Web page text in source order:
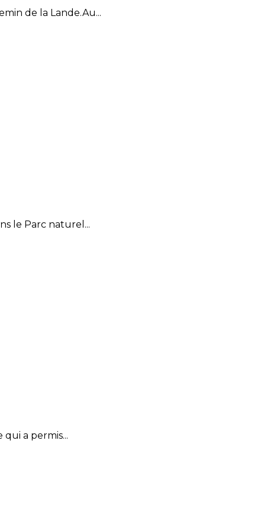
de la Lande.Au...
le Parc naturel...
a permis...